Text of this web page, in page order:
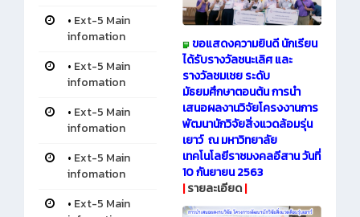
• Ext-5 Main
infomation
• Ext-5 Main
infomation
• Ext-5 Main
infomation
• Ext-5 Main
infomation
• Ext-5 Main
ขอแสดงความยินดี นักเรียน
ได้รับรางวัลชนะเลิศ และ
รางวัลชมเชย ระดับ
มัธยมศึกษาตอนต้น การนำ
เสนอผลงานวิจัยโครงงานการ
พัฒนานักวิจัยสิ่งแวดล้อมรุ่น
เยาว์ ณ มหาวิทยาลัย
เทคโนโลยีราชมงคลอีสาน วันที่
10 กันยายน 2563
|รายละเอียด|